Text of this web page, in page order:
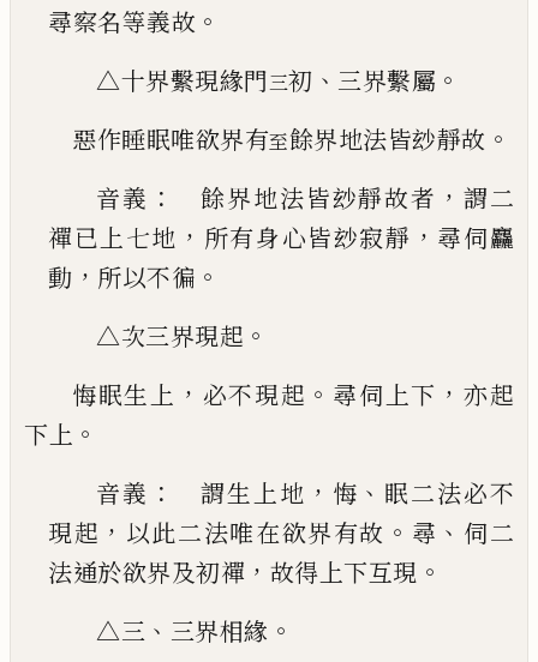
尋察名等義故 。
△十界繫現緣門三初 、 三界繫屬 。
惡作睡眠唯欲界有至餘界地法皆玅靜故 。
音義 ： 餘界地法皆玅靜故者 ， 謂二
禪已 上七地 ， 所有身心皆玅寂靜 ， 尋伺麤
動 ， 所以不徧 。
△次三界現起 。
悔眠生上 ， 必不現起 。 尋伺上下 ， 亦起
下上 。
音義 ： 謂生上地 ， 悔 、 眠二法必不
現起 ， 以此二法唯在欲界有故 。 尋 、 伺二
法通於欲界及初禪 ， 故得 上下互現 。
△三 、 三界相緣 。